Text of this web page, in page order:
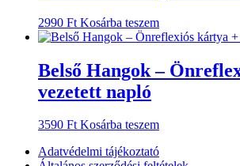
2990 Ft Kosárba teszem
Belső Hangok –
vezetett napló
3590 Ft Kosárba teszem
Adatvédelmi tájékoztató